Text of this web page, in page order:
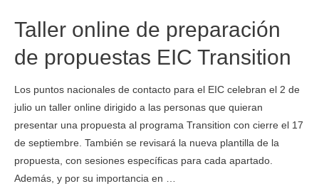
Taller online de preparación
de propuestas EIC Transition
Los puntos nacionales de contacto para el EIC celebran el 2 de
julio un taller online dirigido a las personas que quieran
presentar una propuesta al programa Transition con cierre el 17
de septiembre. También se revisará la nueva plantilla de la
propuesta, con sesiones específicas para cada apartado.
Además, y por su importancia en …